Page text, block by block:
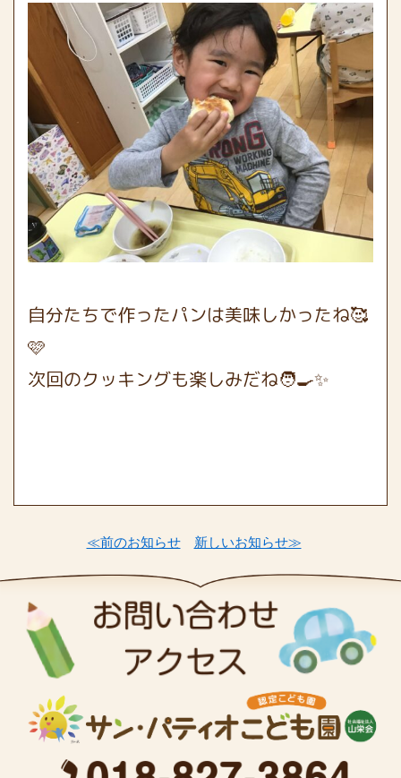
自分たちで作ったパンは美味しかったね🥰
🩷
次回のクッキングも楽しみだね🧑‍🍳✨
≪前のお知らせ 新しいお知らせ≫